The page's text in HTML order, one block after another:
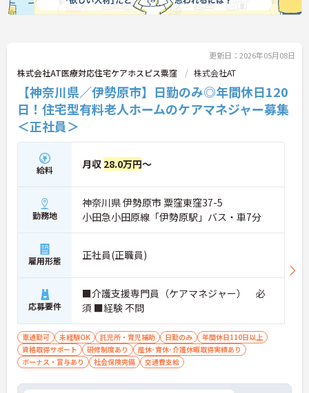
更新日：2026年05月08日
株式会社AT医療対応住宅ケアホスピス粟窪 株式会社AT
【神奈川県／伊勢原市】日勤のみ◎年間休日120
日！住宅型有料老人ホームのケアマネジャー募集
＜正社員＞
給料 月収 28.0万円～
勤務地
神奈川県 伊勢原市 粟窪東窪37-5
小田急小田原線「伊勢原駅」バス・車7分
雇用形態 正社員(正職員)
応募要件
■介護支援専門員（ケアマネジャー） 必
須 ■経験 不問
車通勤可 未経験OK 託児所・育児補助 日勤のみ
年間休日110日以上
資格取得サポート
研修制度あり
産休･育休･介護休暇取得実績あり
ボーナス・賞与あり
社会保険完備 交通費支給